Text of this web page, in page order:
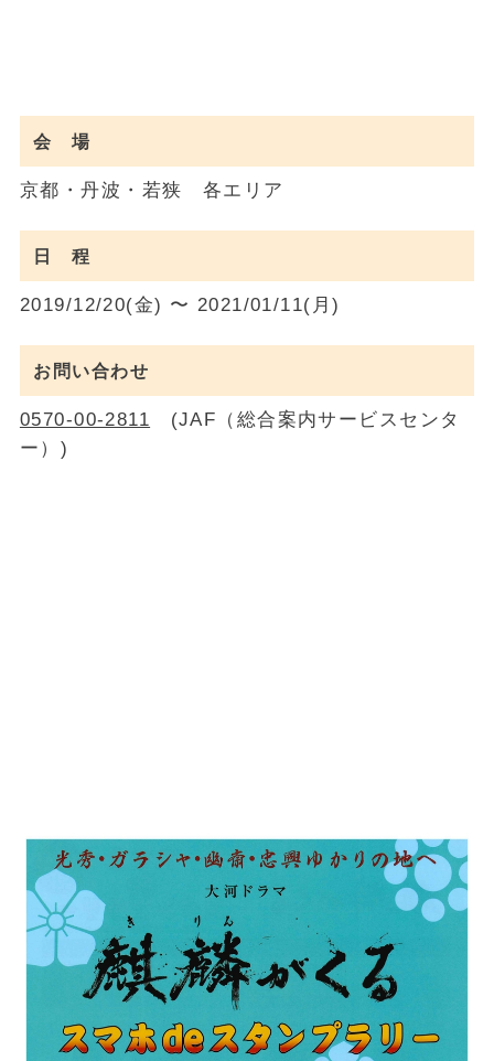
会 場
京都・丹波・若狭 各エリア
日 程
2019/12/20(金) 〜 2021/01/11(月)
お問い合わせ
0570-00-2811 (JAF（総合案内サービスセンタ
ー）)